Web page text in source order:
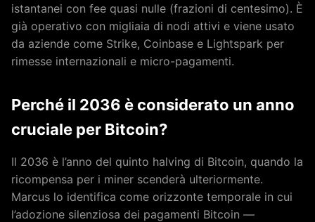
istantanei con fee quasi nulle (frazioni di centesimo). È
già operativo con migliaia di nodi attivi e viene usato
da aziende come Strike, Coinbase e Lightspark per
rimesse internazionali e micro-pagamenti.
Perché il 2036 è considerato un anno
cruciale per Bitcoin?
Il 2036 è l’anno del quinto halving di Bitcoin, quando la
ricompensa per i miner scenderà ulteriormente.
Marcus lo identifica come orizzonte temporale in cui
l’adozione silenziosa dei pagamenti Bitcoin —